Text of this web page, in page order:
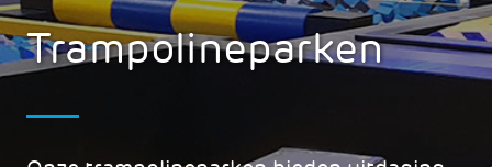
Trampolineparken